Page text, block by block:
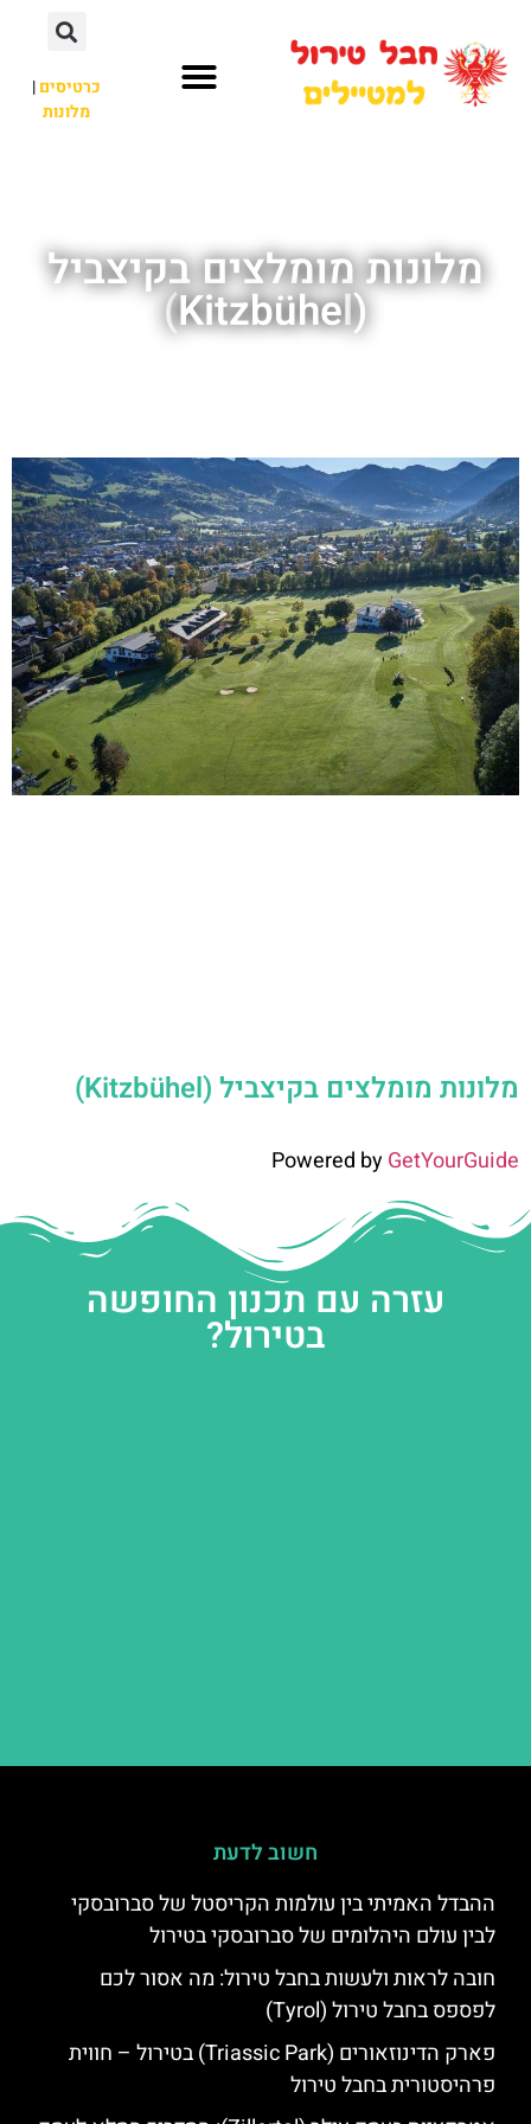
כרטיסים|
מלונות
מלונות מומלצים בקיצביל
(Kitzbühel)
מלונות מומלצים בקיצביל (Kitzbühel)
Powered byGetYourGuide
עזרה עם תכנון החופשה
בטירול?
חשוב לדעת
ההבדל האמיתי בין עולמות הקריסטל של סברובסקי
לבין עולם היהלומים של סברובסקי בטירול
חובה לראות ולעשות בחבל טירול: מה אסור לכם
לפספס בחבל טירול (Tyrol)
פארק הדינוזאורים (Triassic Park) בטירול – חווית
פרהיסטורית בחבל טירול